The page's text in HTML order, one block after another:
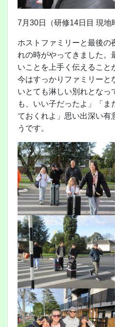
7月30日（研修14日目 現地
ホストファミリーと最後の
れの時がやってきました。
いことを上手く伝えること
今はすっかりファミリーと
いとても淋しい別れとなっ
も、いい子だったよ」「
ておくれよ」思い出深い有
うです。